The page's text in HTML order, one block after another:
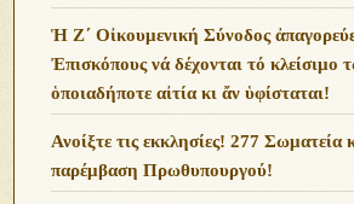
Ἡ Ζ΄ Οἰκουμενική Σύνοδος
Ἐπισκόπους νά δέχονται τό κλείσιμο
ὁποιαδήποτε αἰτία κι ἄν ὑφίσταται!
Ανoίξτε τις εκκλησίες! 277 Σωματεία
παρέμβαση Πρωθυπουργού!